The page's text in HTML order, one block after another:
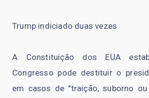
Trump indiciado duas vezes
A Constituição dos EUA
Congresso pode destituir o
em casos de "traição, suborno